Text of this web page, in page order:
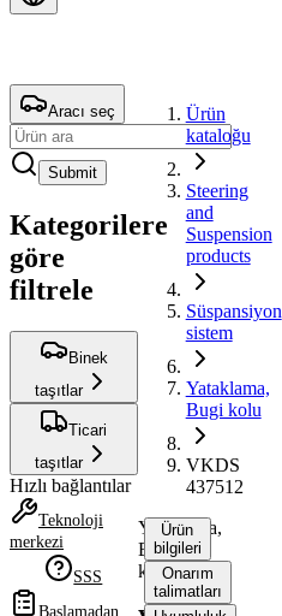
Aracı seç
Submit
Kategorilere
göre
filtrele
Binek
taşıtlar
Ticari
taşıtlar
Hızlı bağlantılar
Teknoloji
merkezi
SSS
Başlamadan
Ürün
kataloğu
Steering
and
Suspension
products
Süspansiyon
sistem
Yataklama,
Bugi kolu
VKDS
437512
Yataklama,
Bugi
kolu
Ürün
bilgileri
Onarım
talimatları